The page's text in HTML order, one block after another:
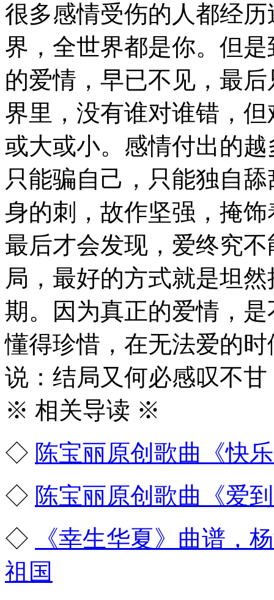
很多感情受伤的人都经
界，全世界都是你。但
的爱情，早已不见，最
界里，没有谁对谁错，
或大或小。感情付出的
只能骗自己，只能独自
身的刺，故作坚强，掩
最后才会发现，爱终究
局，最好的方式就是坦
期。因为真正的爱情，
懂得珍惜，在无法爱的
说：结局又何必感叹不
※ 相关导读 ※
◇ 陈宝丽原创歌曲《快
◇ 陈宝丽原创歌曲《爱
◇
《幸生华夏》曲谱，
祖国